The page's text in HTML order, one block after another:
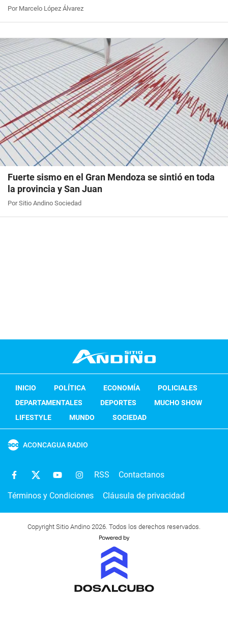
Por Marcelo López Álvarez
Fuerte sismo en el Gran Mendoza se sintió en toda
la provincia y San Juan
Por Sitio Andino Sociedad
INICIO POLÍTICA ECONOMÍA
POLICIALES
DEPARTAMENTALES
DEPORTES
MUCHO SHOW
LIFESTYLE
MUNDO SOCIEDAD
ACONCAGUA RADIO
RSS Contactanos
Términos y Condiciones Cláusula de privacidad
Copyright Sitio Andino 2026. Todos los derechos reservados.